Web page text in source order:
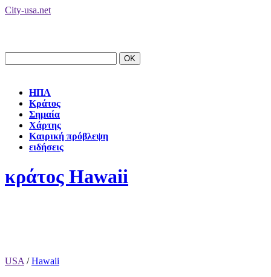
City-usa.net
ΗΠΑ
Κράτος
Σημαία
Χάρτης
Καιρική πρόβλεψη
ειδήσεις
κράτος Hawaii
USA /Hawaii